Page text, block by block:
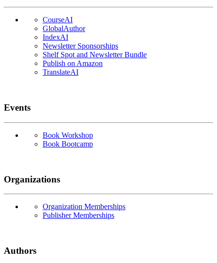
CourseAI
GlobalAuthor
IndexAI
Newsletter Sponsorships
Shelf Spot and Newsletter Bundle
Publish on Amazon
TranslateAI
Events
Book Workshop
Book Bootcamp
Organizations
Organization Memberships
Publisher Memberships
Authors